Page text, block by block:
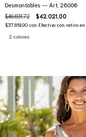
Desmontables -- Art. 26006
$46.691,72 $42.021,00
$37.818,90 con Efectivo con retiro
2 colores